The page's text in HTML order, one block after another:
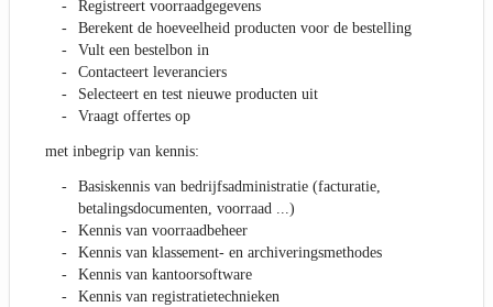
Registreert voorraadgegevens
Berekent de hoeveelheid producten voor de bestelling
Vult een bestelbon in
Contacteert leveranciers
Selecteert en test nieuwe producten uit
Vraagt offertes op
met inbegrip van kennis:
Basiskennis van bedrijfsadministratie (facturatie,
betalingsdocumenten, voorraad ...)
Kennis van voorraadbeheer
Kennis van klassement- en archiveringsmethodes
Kennis van kantoorsoftware
Kennis van registratietechnieken